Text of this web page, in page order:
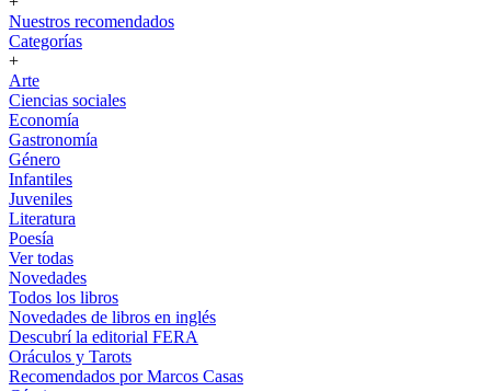
Nuestros recomendados
Categorías
+
Arte
Ciencias sociales
Economía
Gastronomía
Género
Infantiles
Juveniles
Literatura
Poesía
Ver todas
Novedades
Todos los libros
Novedades de libros en inglés
Descubrí la editorial FERA
Oráculos y Tarots
Recomendados por Marcos Casas